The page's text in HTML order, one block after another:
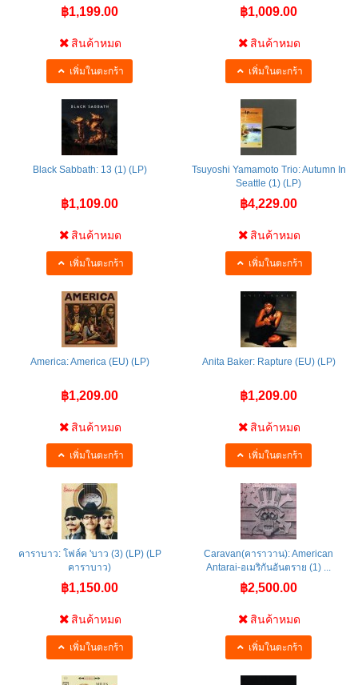
฿1,199.00
สินค้าหมด
เพิ่มในตะกร้า
฿1,009.00
สินค้าหมด
เพิ่มในตะกร้า
Black Sabbath: 13 (1) (LP)
฿1,109.00
สินค้าหมด
เพิ่มในตะกร้า
Tsuyoshi Yamamoto Trio: Autumn In
Seattle (1) (LP)
฿4,229.00
สินค้าหมด
เพิ่มในตะกร้า
America: America (EU) (LP)
฿1,209.00
สินค้าหมด
เพิ่มในตะกร้า
Anita Baker: Rapture (EU) (LP)
฿1,209.00
สินค้าหมด
เพิ่มในตะกร้า
คาราบาว: โฟล์ค 'บาว (3) (LP) (LP
คาราบาว)
฿1,150.00
สินค้าหมด
เพิ่มในตะกร้า
Caravan(คาราวาน): American
Antarai-อเมริกันอันตราย (1) ...
฿2,500.00
สินค้าหมด
เพิ่มในตะกร้า